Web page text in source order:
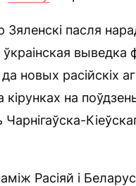
Зяленскі пасля
выведка
новых расійскіх
на
Расіяй і